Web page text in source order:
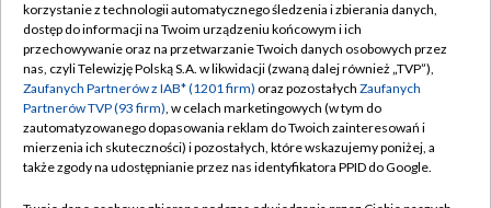
TVP
Abonament TVP
Emisja w TVP
Centrum informacji TVP
Naziemna Telewizja Cyfrowa
Regulamin TVP
Polityka prywatności
Moje zgody
Pomoc
korzystanie z technologii automatycznego śledzenia i zbierania danych,
dostęp do informacji na Twoim urządzeniu końcowym i ich
przechowywanie oraz na przetwarzanie Twoich danych osobowych przez
nas, czyli Telewizję Polską S.A. w likwidacji (zwaną dalej również „TVP”),
Zaufanych Partnerów z IAB* (1201 firm) oraz pozostałych Zaufanych
Partnerów TVP (93 firm), w celach marketingowych (w tym do
zautomatyzowanego dopasowania reklam do Twoich zainteresowań i
mierzenia ich skuteczności) i pozostałych, które wskazujemy poniżej, a
także zgody na udostępnianie przez nas identyfikatora PPID do Google.